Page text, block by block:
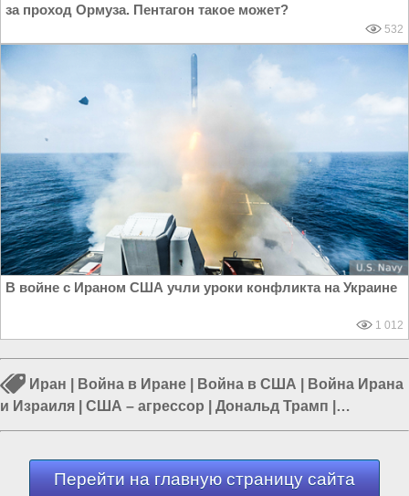
за проход Ормуза. Пентагон такое может?
532
В войне с Ираном США учли уроки конфликта на Украине
1 012
Иран Война в Иране Война в США
Война Ирана
и Израиля
США – агрессор Дональд Трамп
Политика в США
Перейти на главную страницу сайта